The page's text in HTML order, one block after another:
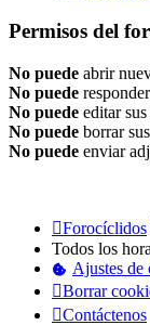
Permisos del
No puede abrir
No puede
No puede editar
No puede borrar
No puede enviar
Forocíclidos
Todos los
Ajustes de
Borrar
Contáctenos